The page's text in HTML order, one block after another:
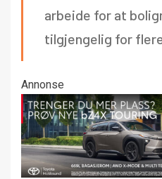
arbeide for at
tilgjengelig for
Annonse